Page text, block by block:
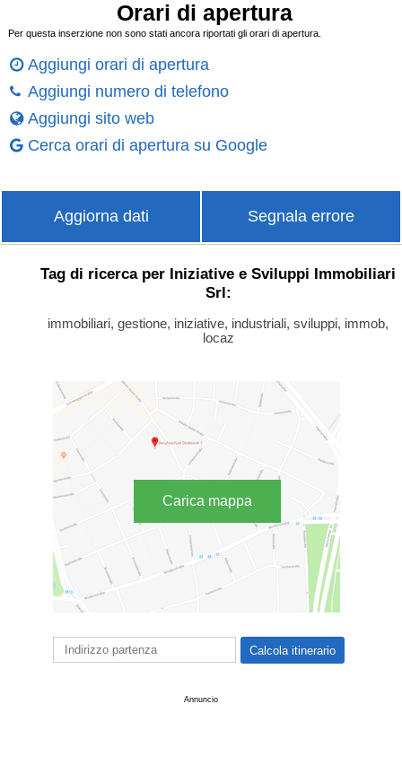
Orari di apertura
Per questa inserzione non sono stati ancora riportati gli orari di apertura.
Aggiungi orari di apertura
Aggiungi numero di telefono
Aggiungi sito web
Cerca orari di apertura su Google
Aggiorna dati Segnala errore
Tag di ricerca per Iniziative e Sviluppi Immobiliari
Srl:
immobiliari, gestione, iniziative, industriali, sviluppi, immob,
locaz
Carica mappa
Annuncio